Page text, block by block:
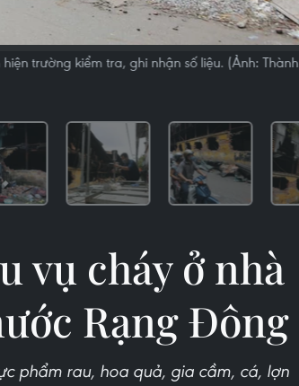
trường kiểm tra, ghi nhận số liệu. (Ảnh: Thành
vụ cháy ở nhà
Rạng Đông
phẩm rau, hoa quả, gia cầm, cá, lợn